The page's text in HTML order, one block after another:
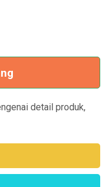
detail produk,